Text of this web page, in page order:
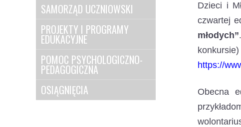
SAMORZĄD UCZNIOWSKI
PROJEKTY I PROGRAMY
EDUKACYJNE
POMOC PSYCHOLOGICZNO-
PEDAGOGICZNA
OSIĄGNIĘCIA
Dzieci i
czwartej
młodych”
https://
Obecna